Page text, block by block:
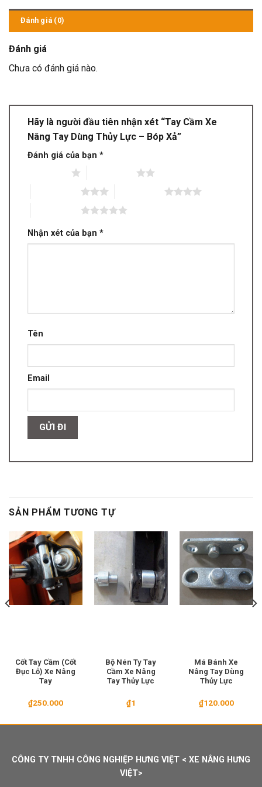
Đánh giá (0)
Đánh giá
Chưa có đánh giá nào.
Hãy là người đầu tiên nhận xét “Tay Cầm Xe
Nâng Tay Dùng Thủy Lực – Bóp Xả”
Đánh giá của bạn *
Nhận xét của bạn *
Tên
Email
SẢN PHẨM TƯƠNG TỰ
Cốt Tay Cầm (Cốt
Đục Lỗ) Xe Nâng
Tay
₫250.000
Bộ Nén Ty Tay
Cầm Xe Nâng
Tay Thủy Lực
₫1
Má Bánh Xe
Nâng Tay Dùng
Thủy Lực
₫120.000
CÔNG TY TNHH CÔNG NGHIỆP HƯNG VIỆT < XE NÂNG HƯNG
VIỆT>